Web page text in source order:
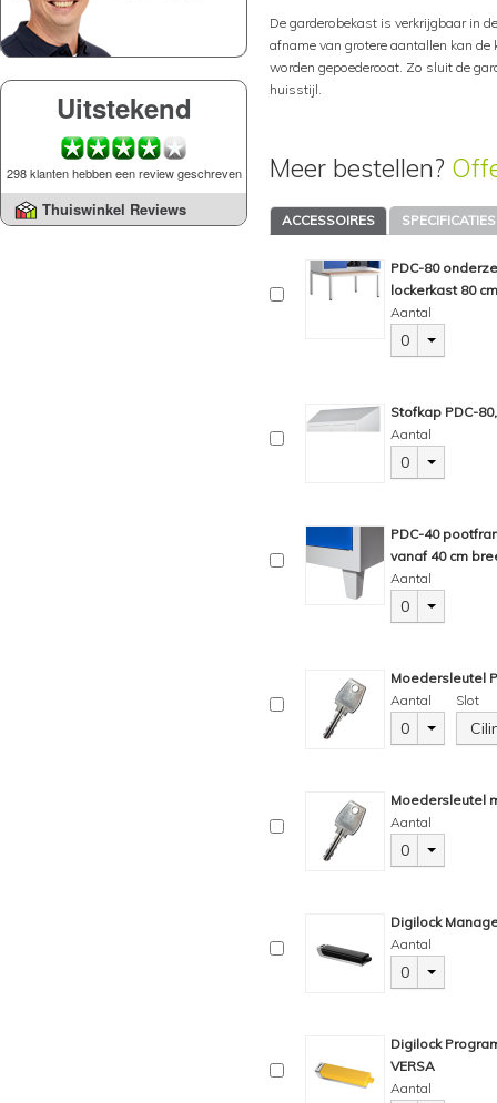
Uitstekend
298 klanten hebben een review geschreven
Thuiswinkel Reviews
De garderobekast is verkrijgbaar in
afname van grotere aantallen kan
worden gepoedercoat. Zo sluit de
huisstijl.
Meer bestellen?
ACCESSOIRES SPECIFICATIES
PDC-80
lockerkast 80
Aantal
0
Stofkap PDC-
Aantal
0
PDC-40
vanaf 40 cm
Aantal
0
Moedersleutel
Aantal
0
Slot
Moedersleutel
Aantal
0
Digilock
Aantal
0
Digilock
VERSA
Aantal